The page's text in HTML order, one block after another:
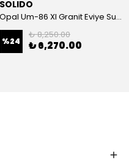
SOLIDO
Opal Um-86 Xl Granit Eviye Super White
%24
₺ 8,250.00
₺ 6,270.00